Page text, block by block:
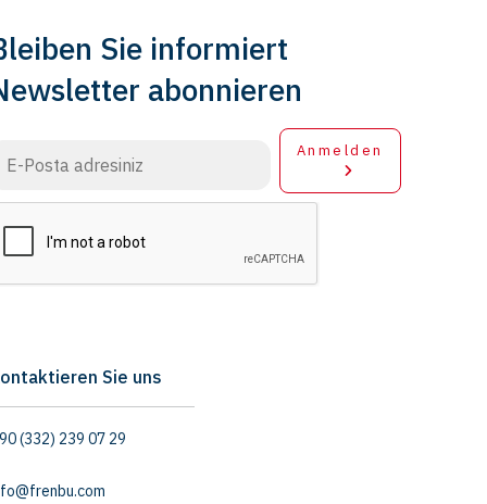
Sie informiert
abonnieren
Anmelden
Sie uns
(332) 239 07 29